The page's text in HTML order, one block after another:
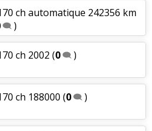
ch automatique 242356 km
)
ch 2002 (0 )
ch 188000 (0 )